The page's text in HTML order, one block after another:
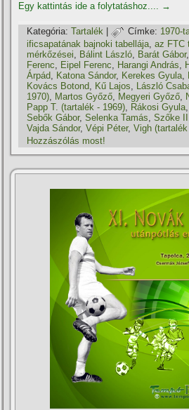
Egy kattintás ide a folytatáshoz.... →
Kategória: Tartalék | Címke: 1970-
ificsapatának bajnoki tabellája,az FTC
mérkőzései, Bálint László, Barát Gábor,
Ferenc, Eipel Ferenc, Harangi András,
Árpád, Katona Sándor, Kerekes Gyula,
Kovács Botond, Kű Lajos, László
1970), Martos Győző, Megyeri Győző,
Papp T. (tartalék - 1969), Rákosi Gyula
Sebők Gábor,Selenka Tamás,Szőke
Vajda Sándor,Vépi Péter,Vigh
Hozzászólás most!